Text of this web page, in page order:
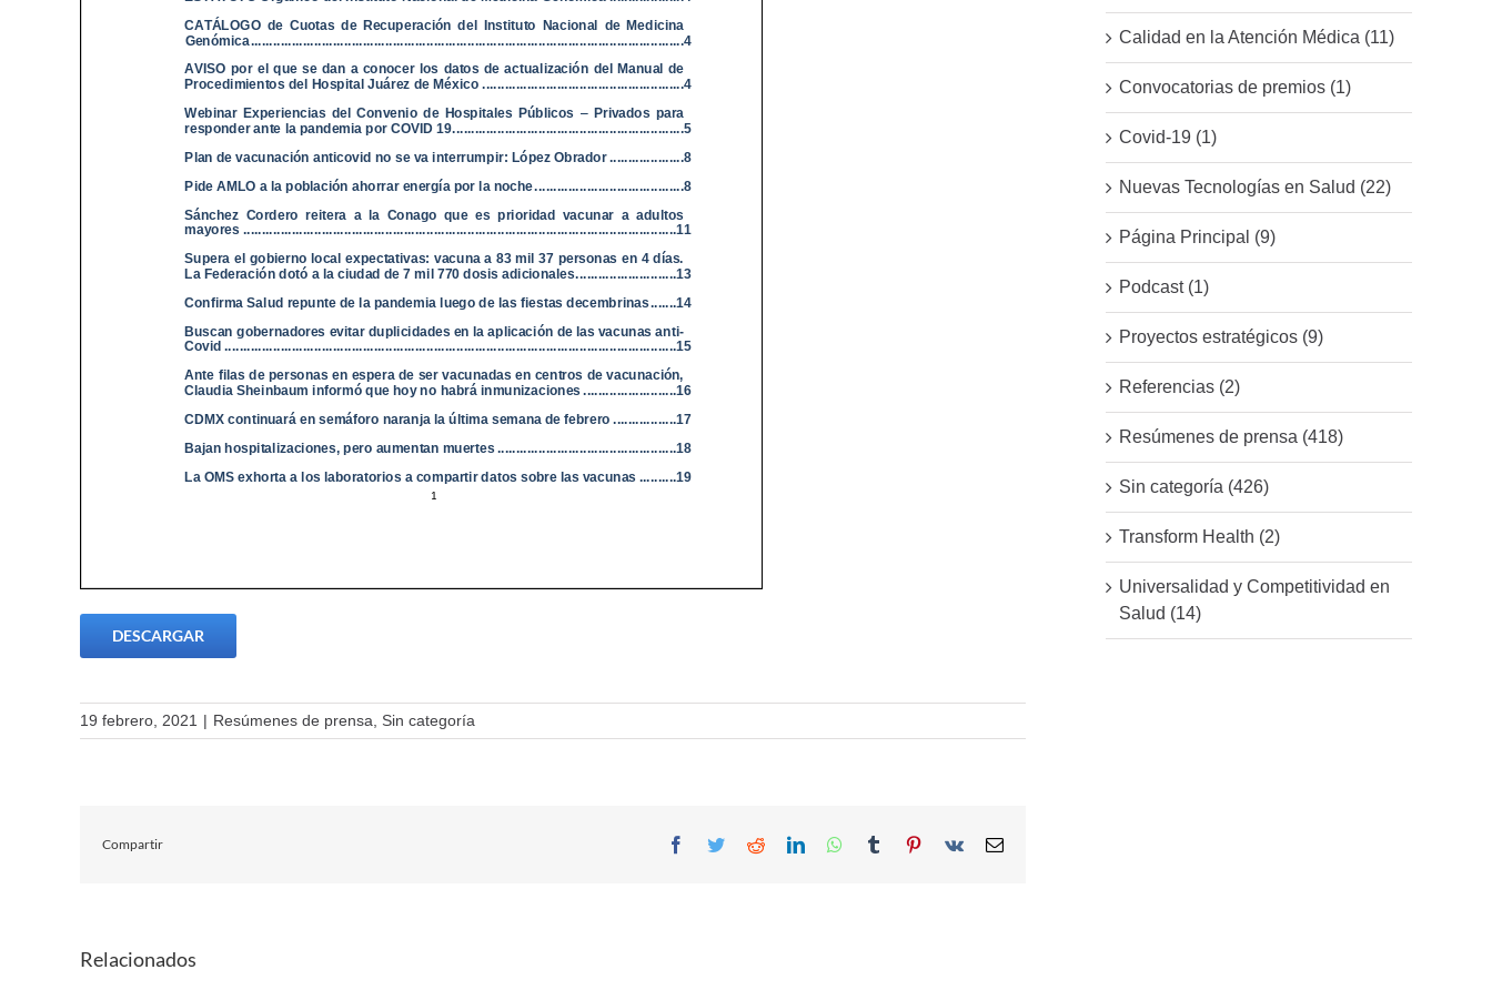
DESCARGAR
19 febrero, 2021 | Resúmenes de prensa Sin categoría
Compartir Facebook
TwitterRedditLinkedInWhatsApp
Tumblr Pinterest
Vk Email
Relacionados
Calidad en la Atención Médica (11)
Convocatorias de premios (1)
Covid-19 (1)
Nuevas Tecnologías en Salud (22)
Página Principal (9)
Podcast (1)
Proyectos estratégicos (9)
Referencias (2)
Resúmenes de prensa (418)
Sin categoría (426)
Transform Health (2)
Universalidad y Competitividad en
Salud (14)